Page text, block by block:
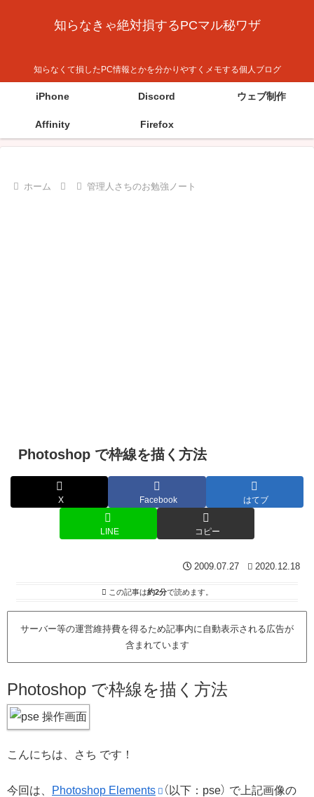
知らなきゃ絶対損するPCマル秘ワザ
知らなくて損したPC情報とかを分かりやすくメモする個人ブログ
iPhone Discord ウェブ制作
Affinity Firefox
ホーム 管理人さちのお勉強ノート
Photoshop で枠線を描く方法
X Facebook はてブ
LINE コピー
2009.07.27 2020.12.18
この記事は約2分で読めます。
サーバー等の運営維持費を得るため記事内に自動表示される広告が
含まれています
Photoshop で枠線を描く方法
こんにちは、さち です！
今回は、 Photoshop Elements
（以下：pse） で上記画像の